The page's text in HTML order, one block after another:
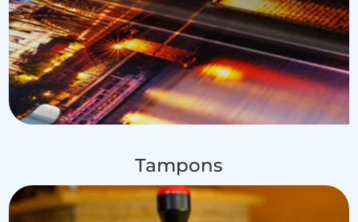
Tampons